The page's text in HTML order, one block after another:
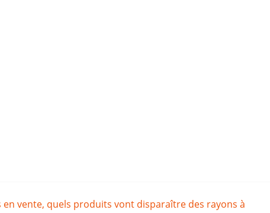
vente, quels produits vont disparaître des rayons à